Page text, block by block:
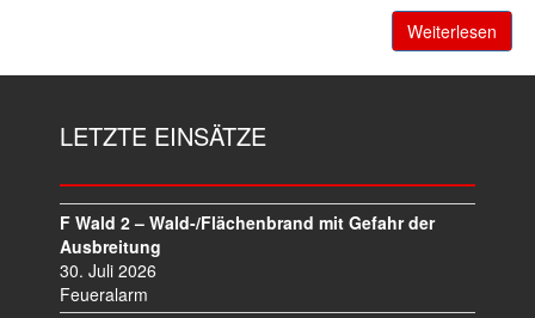
Weiterlesen
LETZTE EINSÄTZE
F Wald 2 – Wald-/Flächenbrand mit Gefahr der
Ausbreitung
30. Juli 2026
Feueralarm